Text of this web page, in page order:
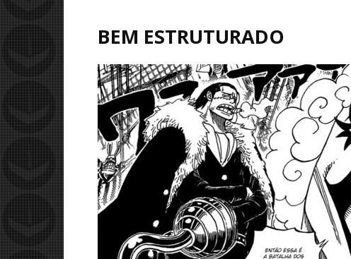
BEM ESTRUTURADO